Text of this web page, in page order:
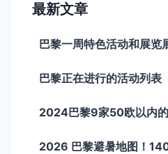
最新文章
巴黎一周特色活动和展览
巴黎正在进行的活动列表
2024巴黎9家50欧以内的
2026 巴黎避暑地图！